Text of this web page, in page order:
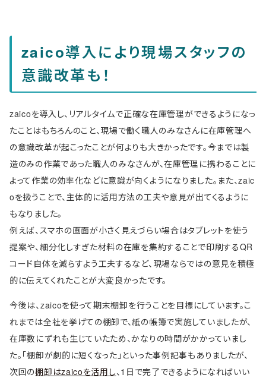
zaico導入により現場スタッフの
意識改革も！
zaicoを導入し、リアルタイムで正確な在庫管理ができるようになっ
たことはもちろんのこと、現場で働く職人のみなさんに在庫管理へ
の意識改革が起こったことが何よりも大きかったです。今までは製
造のみの作業であった職人のみなさんが、在庫管理に携わることに
よって作業の効率化などに意識が向くようになりました。また、zaic
oを扱うことで、主体的に活用方法の工夫や意見が出てくるように
もなりました。
例えば、スマホの画面が小さく見えづらい場合はタブレットを使う
提案や、細分化しすぎた材料の在庫を集約することで印刷するQR
コード自体を減らすよう工夫するなど、現場ならではの意見を積極
的に伝えてくれたことが大変良かったです。
今後は、zaicoを使って期末棚卸を行うことを目標にしています。こ
れまでは全社を挙げての棚卸で、紙の帳簿で実施していましたが、
在庫数にずれも生じていたため、かなりの時間がかかっていまし
た。「棚卸が劇的に短くなった」といった事例記事もありましたが、
次回の棚卸はzaicoを活用し、1日で完了できるようになればいい